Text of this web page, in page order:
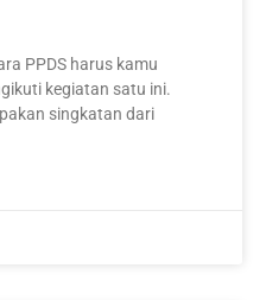
PPDS harus kamu
kegiatan satu ini.
singkatan dari